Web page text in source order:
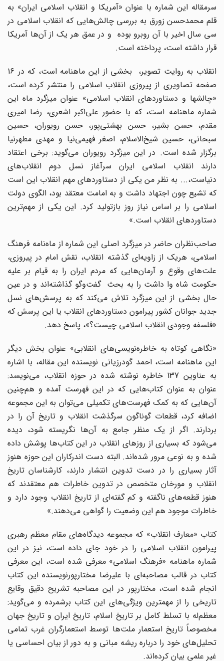
سرمقاله این شماره با عنوان «آمریکا و انقلاب اسلامی ایران» به
قلم محمدحسن زورق به بررسی چالش‌هایی که انقلاب اسلامی در
سی سال اخیر با آن روبرو بوده و در عمق هر یک از آن‌ها آمریکا
قرار داشته است،‌ پرداخته است.
انقلاب به روایت تصویر‌، بخشی از این ماهنامه است،‌ که در 16
صفحه تصاویری از پیروزی انقلاب اسلامی را منتشر کرده است،
«چالشها و دستاوردهای انقلاب اسلامی»‌ عنوان میزگرد ماه این
شماره ماهنامه است‌، که با حضور علی‌اکبر اشعری‌، رضا امیری
مقدم،‌ حسن بشیر‌، حسن بهشتی‌پور،‌ حسن رویوران،‌ حسین
سبحانی‌، حسین شیخ‌الاسلام‌، اصغر فهیمی‌نیا‌ و مهدی مطهر‌نیا
برگزار شده است. در این میزگرد رویوران می‌گوید: برخی اعتقاد
دارند انقلاب اسلامی ایران سرآغاز نسل دوم انقلاب‌های
دنیاست،‌... به نظر من یکی از دستاوردهای مهم انقلاب این است
که تشیع چون اجتهاد داشت و به امامت معتقد بود‌، الگوی دولت
اسلامی را بر اساس نیاز روز بازتولید کرد. این یکی از مهم‌ترین
دستاوردهای انقلاب است.»
صاحب‌نظران حاضر در میزگرد اصلی این شماره از ماه‌نامه فرهنگ
اسلامی، هریک از زاویه‌ای گذشته‌ انقلاب، نقش امام در پیروزی،
علت‌های وقوع و آرمان‌هایی که مردم ایران را به قیام بر علیه
حکومت شاه وا داشت را به بحث گفت‌وگو گذاشته‌اند و در عین
حال بخشی از این میزگرد تلاش می‌کند که به پرسش‌های نسل
جدید جوانان کشور پیرامون دستاوردهای انقلاب یا این پرسش که
«فلسفه وجودی انقلاب اسلامی چیست؟»، پاسخ دهد.
«نگاهی کوتاه به خاطره‌نویسی‌های انقلابی» عنوان بخش دیگر
این ماهنامه است‌، احمد گودرزیانی نویسنده این مقاله‌، با اشاره
به عناوین 137 خاطره‌ نوشته شده در حوزه انقلاب،‌ می‌نویسد:‌
عنوان به عنوان کتاب‌هایی که در این فهرست آمده و هم‌چنین
آن‌هایی که به کمک فهرست‌های تکمیلی می‌توان به این مجموعه
اضافه کرد،‌ قطعات گوناگون سرگذشت انقلاب و تاریخ آن را در
بردارند. اگر از یک منظر جامع به آن‌ها نگریسته شود‌، دیده
می‌شود که بسیاری از روزهای انقلاب در این کتاب‌ها پوشش داده
شده و به نوعی مرور شده‌اند. البته دست اندرکاران این حوزه هنوز
آثار بسیاری را در دست تدوین انتشار دارند‌، کارشناسان تاریخ
انقلاب و مورخان متخصص در تدوین خاطرات هم معتقدند که
هنوز قطعه‌های ناگفته و کم گفته‌ای از تاریخ انقلاب وجود دارد و
خاطرات موجود هم این وضعیت را گواهی می‌‌دهند.»
کتاب «معارف انقلاب» که مجموعه دیدگاه‌های مقام معظم رهبری
پیرامون انقلاب اسلامی را در خود جای داده است،‌ نیز در این
شماره ماهنامه «فرهنگ اسلامی» معرفی شده است،‌ این معرفی
کتاب در قالب مصاحبه‌ای با علیرضا مختار‌پورنویسنده این کتاب
انجام شده است،‌ مختارپور در این مصاحبه تشریح دقیق وقایع
تاریخی را از مهمترین ویژگی‌های این کتاب برشمرده و می‌گوید:
معظم‌له با تسلط کامل بر تاریخ اسلام‌، تاریخ ایران و تاریخ جهان
مخصوصاً تاریخ استعمار ملت‌ها توسط استعمارگران غرب تمامی
تحلیل‌های خود را درباره ریشه مبانی و به دور از بیان احساسی یا
غیر علمی بیان کرده‌اند.